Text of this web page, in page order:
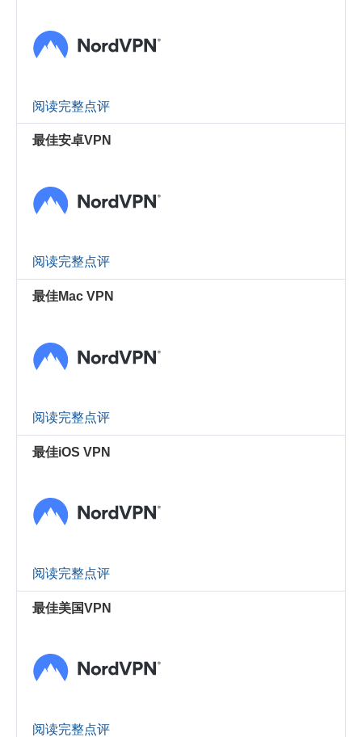
阅读完整点评
最佳安卓VPN
阅读完整点评
最佳Mac VPN
阅读完整点评
最佳iOS VPN
阅读完整点评
最佳美国VPN
阅读完整点评